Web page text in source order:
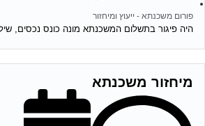
פורום משכנתא - ייעוץ ומיחזור
היה פיגור בתשלום המשכנתא מונה כונס נכסים,
מיחזור משכנתא